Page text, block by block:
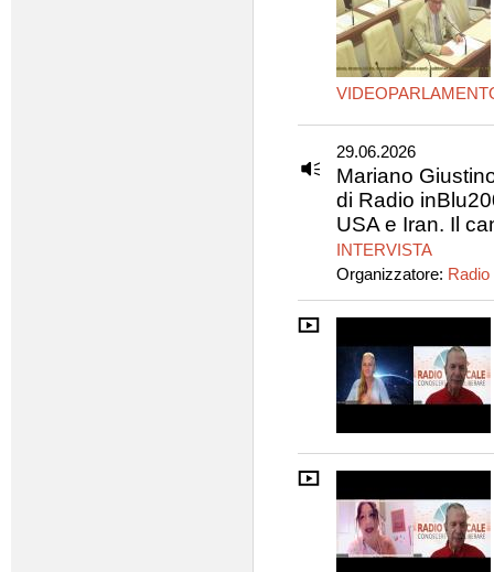
29.06.2026
Mariano
di Radio
USA e Iran. Il
INTERVISTA
Organizzatore: Radio